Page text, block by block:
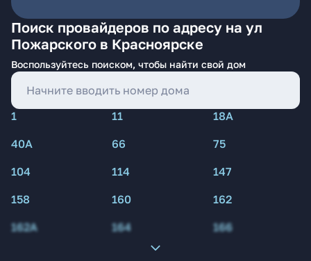
Поиск провайдеров по адресу на ул
Пожарского в Красноярске
Воспользуйтесь поиском, чтобы найти свой дом
1 11
18А
40А
66
75
104
114
147
158
160
162
162А
164 166